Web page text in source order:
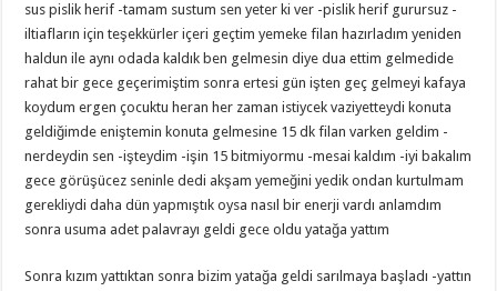
sus pislik herif -tamam sustum sen yeter ki ver -pislik herif gurursuz -
iltiafların için teşekkürler içeri geçtim yemeke filan hazırladım yeniden
haldun ile aynı odada kaldık ben gelmesin diye dua ettim gelmedide
rahat bir gece geçerimiştim sonra ertesi gün işten geç gelmeyi kafaya
koydum ergen çocuktu heran her zaman istiycek vaziyetteydi konuta
geldiğimde eniştemin konuta gelmesine 15 dk filan varken geldim -
nerdeydin sen -işteydim -işin 15 bitmiyormu -mesai kaldım -iyi bakalım
gece görüşücez seninle dedi akşam yemeğini yedik ondan kurtulmam
gerekliydi daha dün yapmıştık oysa nasıl bir enerji vardı anlamdım
sonra usuma adet palavrayı geldi gece oldu yatağa yattım
Sonra kızım yattıktan sonra bizim yatağa geldi sarılmaya başladı -yattın